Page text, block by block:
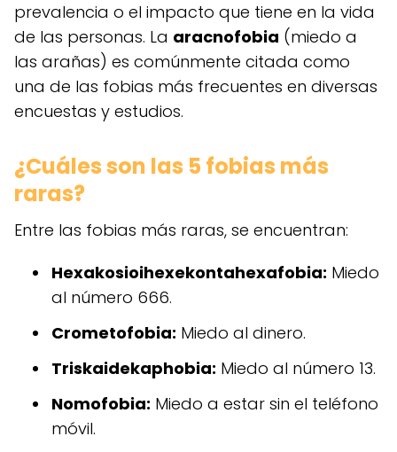
prevalencia o el impacto que tiene en la vida
de las personas. La aracnofobia (miedo a
las arañas) es comúnmente citada como
una de las fobias más frecuentes en diversas
encuestas y estudios.
¿Cuáles son las 5 fobias más
raras?
Entre las fobias más raras, se encuentran:
Hexakosioihexekontahexafobia: Miedo
al número 666.
Crometofobia: Miedo al dinero.
Triskaidekaphobia: Miedo al número 13.
Nomofobia: Miedo a estar sin el teléfono
móvil.